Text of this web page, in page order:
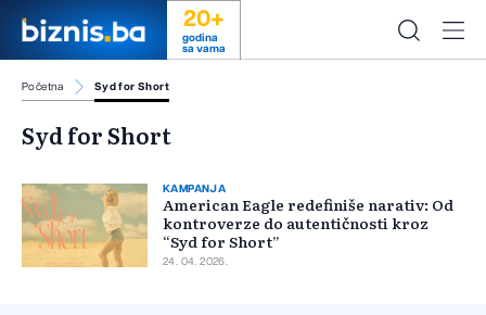
20+
godina
sa vama
Početna Syd for Short
Syd for Short
KAMPANJA
American Eagle redefiniše narativ: Od
kontroverze do autentičnosti kroz
“Syd for Short”
24. 04. 2026.